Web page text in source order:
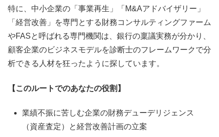
特に、中小企業の「事業再生」「M&Aアドバイザリー」
「経営改善」を専門とする財務コンサルティングファーム
やFASと呼ばれる専門機関は、銀行の稟議実務が分かり、
顧客企業のビジネスモデルを診断士のフレームワークで分
析できる人材を狂ったように探しています。
【このルートでのあなたの役割】
業績不振に苦しむ企業の財務デューデリジェンス
（資産査定）と経営改善計画の立案